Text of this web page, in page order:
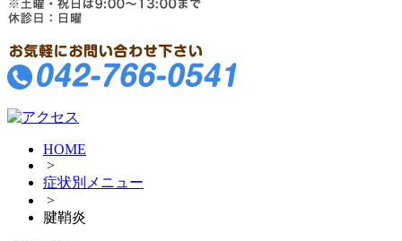
HOME
>
症状別メニュー
>
腱鞘炎